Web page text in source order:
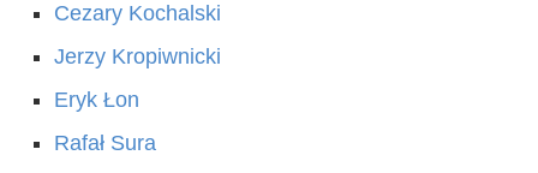
Cezary Kochalski
Jerzy Kropiwnicki
Eryk Łon
Rafał Sura